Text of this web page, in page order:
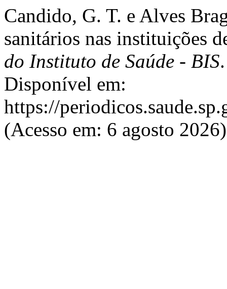
Candido, G. T. e Alves
sanitários nas instituições
do Instituto de Saúde - BIS
Disponível em:
https://
(Acesso em: 6 agosto